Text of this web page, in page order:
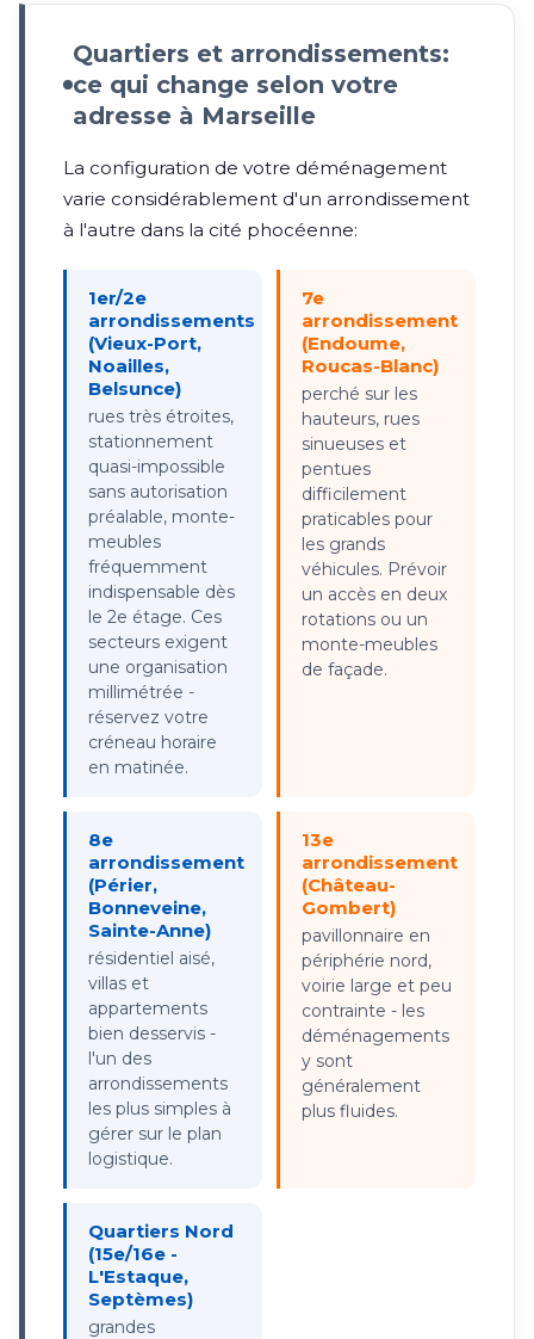
Quartiers et arrondissements:
ce qui change selon votre
adresse à Marseille
La configuration de votre déménagement
varie considérablement d'un arrondissement
à l'autre dans la cité phocéenne:
1er/2e
arrondissements
(Vieux-Port,
Noailles,
Belsunce)
rues très étroites,
stationnement
quasi-impossible
sans autorisation
préalable, monte-
meubles
fréquemment
indispensable dès
le 2e étage. Ces
secteurs exigent
une organisation
millimétrée -
réservez votre
créneau horaire
en matinée.
7e
arrondissement
(Endoume,
Roucas-Blanc)
perché sur les
hauteurs, rues
sinueuses et
pentues
difficilement
praticables pour
les grands
véhicules. Prévoir
un accès en deux
rotations ou un
monte-meubles
de façade.
8e
arrondissement
(Périer,
Bonneveine,
Sainte-Anne)
résidentiel aisé,
villas et
appartements
bien desservis -
l'un des
arrondissements
les plus simples à
gérer sur le plan
logistique.
13e
arrondissement
(Château-
Gombert)
pavillonnaire en
périphérie nord,
voirie large et peu
contrainte - les
déménagements
y sont
généralement
plus fluides.
Quartiers Nord
(15e/16e -
L'Estaque,
Septèmes)
grandes